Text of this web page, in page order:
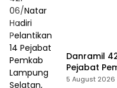
Danramil
Pejabat
Sinergi TNI
5 August 2026